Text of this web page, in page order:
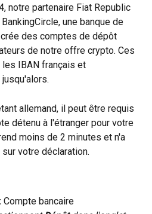
notre partenaire Fiat Republic
une banque de
des comptes de dépôt
de notre offre crypto. Ces
les IBAN français et
allemand, il peut être requis
détenu à l'étranger pour votre
moins de 2 minutes et n'a
votre déclaration.
Compte bancaire